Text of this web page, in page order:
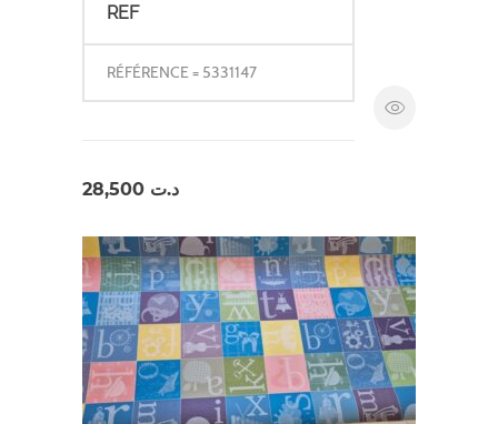
REF
RÉFÉRENCE = 5331147
د.ت